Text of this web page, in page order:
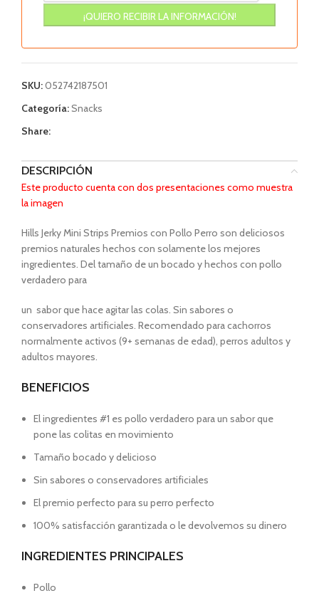
SKU:052742187501
Categoría:Snacks
Share:
DESCRIPCIÓN
Este producto cuenta con dos presentaciones como muestra
la imagen
Hills Jerky Mini Strips Premios con Pollo Perro son deliciosos
premios naturales hechos con solamente los mejores
ingredientes. Del tamaño de un bocado y hechos con pollo
verdadero para
un sabor que hace agitar las colas. Sin sabores o
conservadores artificiales. Recomendado para cachorros
normalmente activos (9+ semanas de edad), perros adultos y
adultos mayores.
BENEFICIOS
El ingredientes #1 es pollo verdadero para un sabor que
pone las colitas en movimiento
Tamaño bocado y delicioso
Sin sabores o conservadores artificiales
El premio perfecto para su perro perfecto
100% satisfacción garantizada o le devolvemos su dinero
INGREDIENTES PRINCIPALES
Pollo